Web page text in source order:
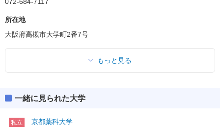
所在地
大阪府高槻市大学町2番7号
もっと見る
一緒に見られた大学
私立 京都薬科大学